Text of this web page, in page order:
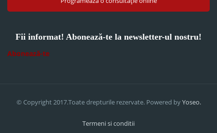
Fii informat! Abonează-te la newsletter-ul nostru!
Abonează-te
© Copyright 2017.Toate drepturile rezervate. Powered byYoseo.
Termeni si conditii